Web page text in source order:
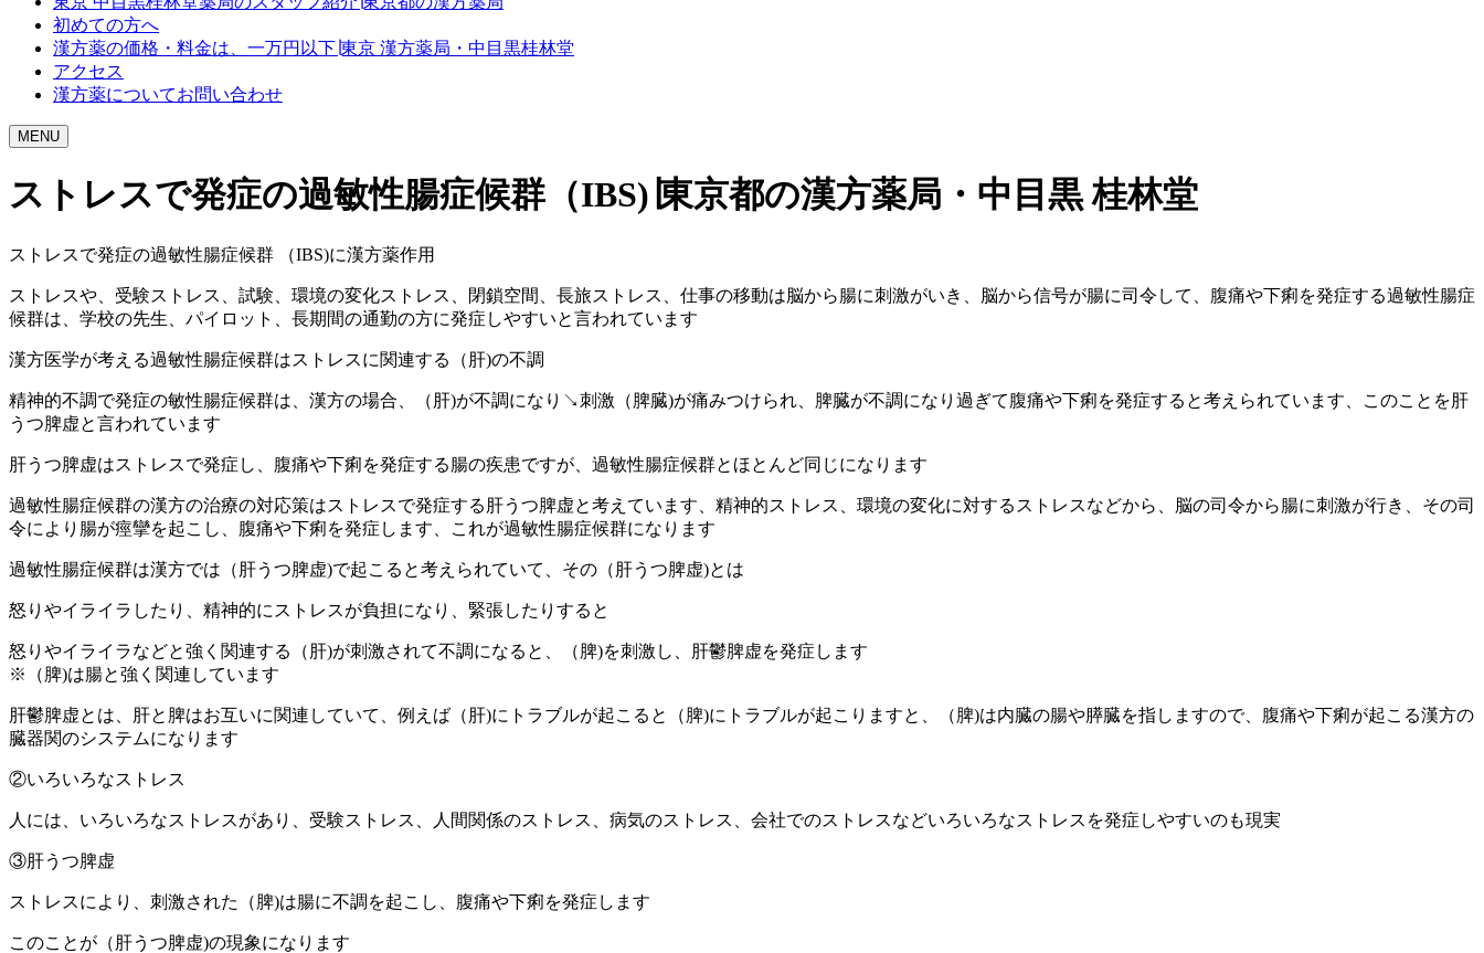
初めての方へ
漢方薬の価格・料金は、一万円以下∣東京 漢方薬局・中目黒桂林堂
アクセス
漢方薬についてお問い合わせ
MENU
ストレスで発症の過敏性腸症候群（IBS)∣東京都の漢方薬局・中目黒 桂林堂
ストレスで発症の過敏性腸症候群 （IBS)に漢方薬作用
ストレスや、受験ストレス、試験、環境の変化ストレス、閉鎖空間、長旅ストレス、仕事の移動は脳から腸に刺激がいき、脳から信号が腸に司令して、腹痛や下痢を発症する過敏性腸症
候群は、学校の先生、パイロット、長期間の通勤の方に発症しやすいと言われています
漢方医学が考える過敏性腸症候群はストレスに関連する（肝)の不調
精神的不調で発症の敏性腸症候群は、漢方の場合、（肝)が不調になり↘刺激（脾臓)が痛みつけられ、脾臓が不調になり過ぎて腹痛や下痢を発症すると考えられています、このことを肝
うつ脾虚と言われています
肝うつ脾虚はストレスで発症し、腹痛や下痢を発症する腸の疾患ですが、過敏性腸症候群とほとんど同じになります
過敏性腸症候群の漢方の治療の対応策はストレスで発症する肝うつ脾虚と考えています、精神的ストレス、環境の変化に対するストレスなどから、脳の司令から腸に刺激が行き、その司
令により腸が痙攣を起こし、腹痛や下痢を発症します、これが過敏性腸症候群になります
過敏性腸症候群は漢方では（肝うつ脾虚)で起こると考えられていて、その（肝うつ脾虚)とは
怒りやイライラしたり、精神的にストレスが負担になり、緊張したりすると
怒りやイライラなどと強く関連する（肝)が刺激されて不調になると、（脾)を刺激し、肝鬱脾虚を発症します
※（脾)は腸と強く関連しています
肝鬱脾虚とは、肝と脾はお互いに関連していて、例えば（肝)にトラブルが起こると（脾)にトラブルが起こりますと、（脾)は内臓の腸や膵臓を指しますので、腹痛や下痢が起こる漢方の
臓器関のシステムになります
②いろいろなストレス
人には、いろいろなストレスがあり、受験ストレス、人間関係のストレス、病気のストレス、会社でのストレスなどいろいろなストレスを発症しやすいのも現実
③肝うつ脾虚
ストレスにより、刺激された（脾)は腸に不調を起こし、腹痛や下痢を発症します
このことが（肝うつ脾虚)の現象になります